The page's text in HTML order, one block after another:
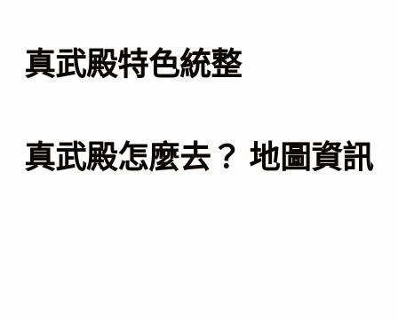
真武殿特色統整
真武殿怎麼去？ 地圖資訊